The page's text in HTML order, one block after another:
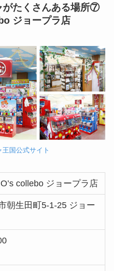
がたくさんある場所⑦
ジョープラ店
王国公式サイト
collebo ジョープラ店
朝生田町5-1-25 ジョー